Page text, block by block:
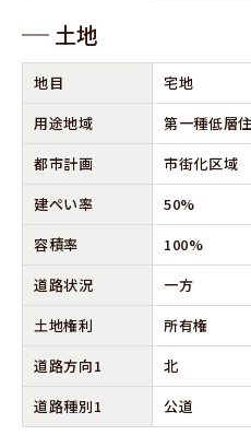
⼟地
地⽬
宅地
⽤途地域
第一種低層
都市計画
市街化区域
建ぺい率
50%
容積率
100%
道路状況
一方
⼟地権利
所有権
道路⽅向1
北
道路種別1
公道